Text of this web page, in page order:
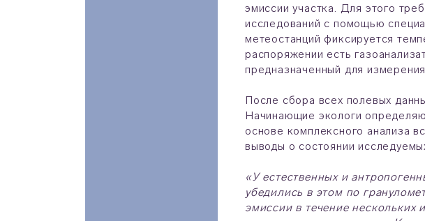
эмиссии участка. Для этого
исследований с помощью
метеостанций фиксируется
распоряжении есть
предназначенный для
После сбора всех полевых
Начинающие экологи
основе комплексного анализа
выводы о состоянии
«У естественных и
убедились в этом по
эмиссии в течение нескольких